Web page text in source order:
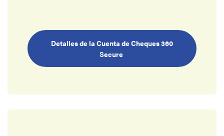
Detalles de la Cuenta de Cheques 360
Secure